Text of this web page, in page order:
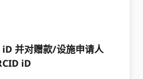
iD 并对赠款/设施申请人
iD